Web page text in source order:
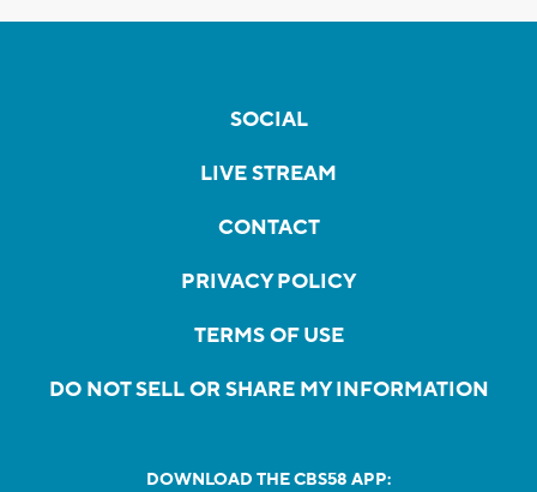
SOCIAL
LIVE STREAM
CONTACT
PRIVACY POLICY
TERMS OF USE
DO NOT SELL OR SHARE MY INFORMATION
DOWNLOAD THE CBS58 APP: